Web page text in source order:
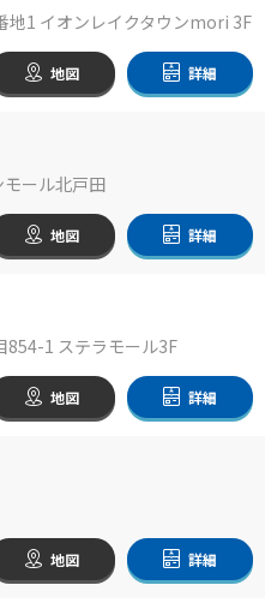
地1 イオンレイクタウンmori 3F
地図 詳細
ール北戸田
地図 詳細
854-1 ステラモール3F
地図 詳細
地図 詳細